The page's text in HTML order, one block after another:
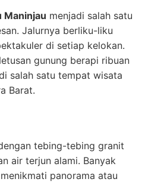
Maninjau menjadi salah satu
Jalurnya berliku-liku
di setiap kelokan.
gunung berapi ribuan
salah satu tempat wisata
Barat.
tebing-tebing granit
air terjun alami. Banyak
panorama atau